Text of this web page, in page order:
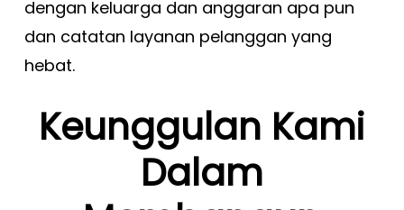
dengan keluarga dan anggaran apa pun
dan catatan layanan pelanggan yang
hebat.
Keunggulan Kami
Dalam